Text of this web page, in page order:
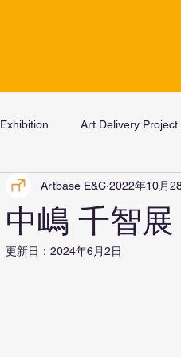
Exhibition Art Delivery Project
中嶋 千智
Artbase E&C 2022年10月
更新日： 2024年6月2日